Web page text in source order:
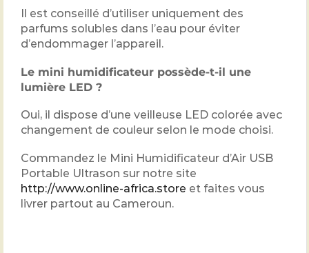
Il est conseillé d’utiliser uniquement des
parfums solubles dans l’eau pour éviter
d’endommager l’appareil.
Le mini humidificateur possède-t-il une
lumière LED ?
Oui, il dispose d’une veilleuse LED colorée avec
changement de couleur selon le mode choisi.
Commandez le Mini Humidificateur d’Air USB
Portable Ultrason sur notre site
http://www.online-africa.store et faites vous
livrer partout au Cameroun.